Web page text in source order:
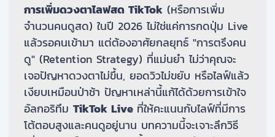
การเพิ่มดวงตาไลฟสด TikTok (หรือการเพิ่ม
จำนวนคนดูสด) ในปี 2026 ไม่ใช่แค่การกดปุ่ม Live
แล้วรอคนเข้ามา แต่ต้องอาศัยกลยุทธ์ "การตรึงคน
ดู" (Retention Strategy) ที่แม่นยำ ไม่ว่าคุณจะ
เจอปัญหาดวงตาไม่ขึ้น, ยอดวิวไม่ขยับ หรือไลฟ์แล้ว
เงียบเหมือนป่าช้า ปัญหาเหล่านี้แก้ได้ด้วยการเข้าใจ
อัลกอริทึม TikTok Live ที่ให้คะแนนกับไลฟ์ที่มีการ
โต้ตอบสูงและคนดูอยู่นาน บทความนี้จะเจาะลึกวิธี